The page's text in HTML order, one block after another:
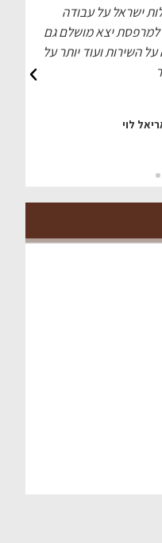
גם
על
עשו לי פרגולה
התלהבו